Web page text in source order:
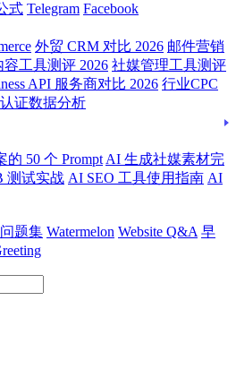
式 Telegram Facebook
外贸 CRM 对比 2026 邮件营销
容工具测评 2026 社媒管理工具测评
API 服务商对比 2026 行业CPC
认证数据分析
的 50 个 Prompt AI 生成社媒素材完
测试实战 AI SEO 工具使用指南 AI
问题集 Watermelon Website Q&A 早